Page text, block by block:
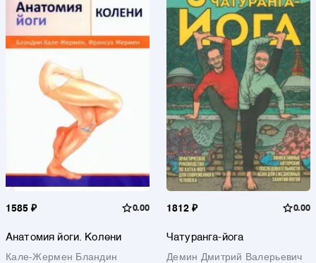
1585 ₽ 0.00
Анатомия йоги. Колени
Кале-Жермен Бландин
1812 ₽ 0.00
Чатуранга-йога
Демин Дмитрий Валерьевич